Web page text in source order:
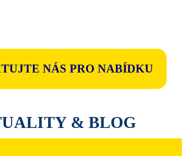
NÁS PRO NABÍDKU
& BLOG